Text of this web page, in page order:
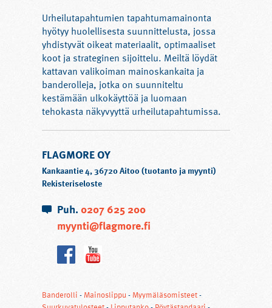
Urheilutapahtumien tapahtumamainonta
hyötyy huolellisesta suunnittelusta, jossa
yhdistyvät oikeat materiaalit, optimaaliset
koot ja strateginen sijoittelu. Meiltä löydät
kattavan valikoiman mainoskankaita ja
banderolleja, jotka on suunniteltu
kestämään ulkokäyttöä ja luomaan
tehokasta näkyvyyttä urheilutapahtumissa.
FLAGMORE OY
Kankaantie 4, 36720 Aitoo (tuotanto ja myynti)
Rekisteriseloste
Puh.0207 625 200
myynti@flagmore.fi
Banderolli - Mainoslippu- Myymäläsomisteet-